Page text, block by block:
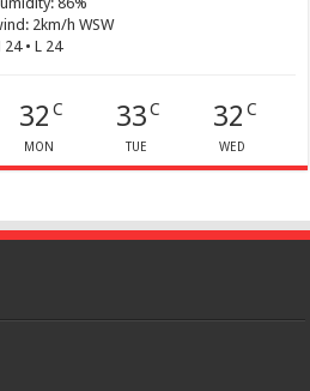
2km/h WSW
24 • L 24
32 C
MON
33C
TUE
32 C
WED